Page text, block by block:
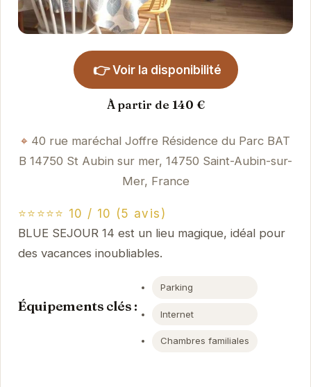
👉 Voir la disponibilité
À partir de 140 €
40 rue maréchal Joffre Résidence du Parc BAT
B 14750 St Aubin sur mer, 14750 Saint-Aubin-sur-
Mer, France
⭐⭐⭐⭐⭐ 10 / 10 (5 avis)
BLUE SEJOUR 14 est un lieu magique, idéal pour
des vacances inoubliables.
Équipements clés :
Parking
Internet
Chambres familiales